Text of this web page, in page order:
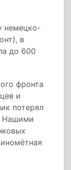
немецко-
в
до 600
фронта
и
потерял
Нашими